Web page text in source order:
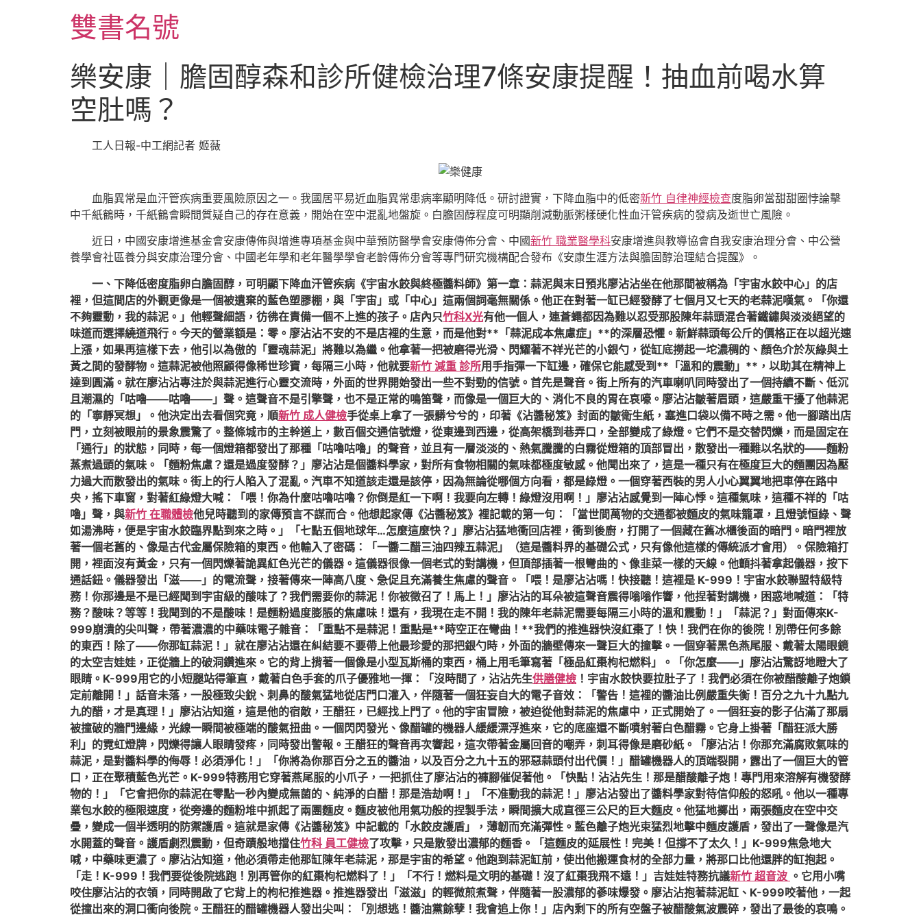
雙書名號
樂安康｜膽固醇森和診所健檢治理7條安康提醒！抽血前喝水算
空肚嗎？
工人日報-中工網記者 姬薇
血脂異常是血汗管疾病重要風險原因之一。我國居平易近血脂異常患病率顯明降低。研討證實，下降血脂中的低密新竹 自律神經檢查度脂卵當甜甜圈悖論擊
中千紙鶴時，千紙鶴會瞬間質疑自己的存在意義，開始在空中混亂地盤旋。白膽固醇程度可明顯削減動脈粥樣硬化性血汗管疾病的發病及逝世亡風險。
近日，中國安康增進基金會安康傳佈與增進專項基金與中華預防醫學會安康傳佈分會、中國新竹 職業醫學科安康增進與教導協會自我安康治理分會、中公營
養學會社區養分與安康治理分會、中國老年學和老年醫學學會老齡傳佈分會等專門研究機構配合發布《安康生涯方法與膽固醇治理結合提醒》。
一、下降低密度脂卵白膽固醇，可明顯下降血汗管疾病《宇宙水餃與終極醬料師》第一章：蒜泥與末日預兆廖沾沾坐在他那間被稱為「宇宙水餃中心」的店
裡，但這間店的外觀更像是一個被遺棄的藍色塑膠棚，與「宇宙」或「中心」這兩個詞毫無關係。他正在對著一缸已經發酵了七個月又七天的老蒜泥嘆氣。「你還
不夠靈動，我的蒜泥。」他輕聲細語，彷彿在責備一個不上進的孩子。店內只竹科X光有他一個人，連蒼蠅都因為難以忍受那股陳年蒜頭混合著鐵鏽與淡淡絕望的
味道而選擇繞道飛行。今天的營業額是：零。廖沾沾不安的不是店裡的生意，而是他對**「蒜泥成本焦慮症」**的深層恐懼。新鮮蒜頭每公斤的價格正在以超光速
上漲，如果再這樣下去，他引以為傲的「靈魂蒜泥」將難以為繼。他拿著一把被磨得光滑、閃耀著不祥光芒的小銀勺，從缸底撈起一坨濃稠的、顏色介於灰綠與土
黃之間的發酵物。這蒜泥被他照顧得像稀世珍寶，每隔三小時，他就要新竹 減重 診所用手指彈一下缸邊，確保它能感受到**「溫和的震動」**，以助其在精神上
達到圓滿。就在廖沾沾專注於與蒜泥進行心靈交流時，外面的世界開始發出一些不對勁的信號。首先是聲音。街上所有的汽車喇叭同時發出了一個持續不斷、低沉
且潮濕的「咕嚕——咕嚕——」聲。這聲音不是引擎聲，也不是正常的鳴笛聲，而像是一個巨大的、消化不良的胃在哀嚎。廖沾沾皺著眉頭，這嚴重干擾了他蒜泥
的「寧靜冥想」。他決定出去看個究竟，順新竹 成人健檢手從桌上拿了一張髒兮兮的，印著《沾醬秘笈》封面的皺衛生紙，塞進口袋以備不時之需。他一腳踏出店
門，立刻被眼前的景象震驚了。整條城市的主幹道上，數百個交通信號燈，從東邊到西邊，從高架橋到巷弄口，全部變成了綠燈。它們不是交替閃爍，而是固定在
「通行」的狀態，同時，每一個燈箱都發出了那種「咕嚕咕嚕」的聲音，並且有一層淡淡的、熱氣騰騰的白霧從燈箱的頂部冒出，散發出一種難以名狀的——麵粉
蒸煮過頭的氣味。「麵粉焦慮？還是過度發酵？」廖沾沾是個醬料學家，對所有食物相關的氣味都極度敏感。他聞出來了，這是一種只有在極度巨大的麵團因為壓
力過大而散發出的氣味。街上的行人陷入了混亂。汽車不知道該走還是該停，因為無論從哪個方向看，都是綠燈。一個穿著西裝的男人小心翼翼地把車停在路中
央，搖下車窗，對著紅綠燈大喊：「喂！你為什麼咕嚕咕嚕？你倒是紅一下啊！我要向左轉！綠燈沒用啊！」廖沾沾感覺到一陣心悸。這種氣味，這種不祥的「咕
嚕」聲，與新竹 在職體檢他兒時聽到的家傳預言不謀而合。他想起家傳《沾醬秘笈》裡記載的第一句：「當世間萬物的交通都被麵皮的氣味籠罩，且燈號恒綠、聲
如湯沸時，便是宇宙水餃臨界點到來之時。」「七點五個地球年…怎麼這麼快？」廖沾沾猛地衝回店裡，衝到後廚，打開了一個藏在舊冰櫃後面的暗門。暗門裡放
著一個老舊的、像是古代金屬保險箱的東西。他輸入了密碼：「一醬二醋三油四辣五蒜泥」（這是醬料界的基礎公式，只有像他這樣的傳統派才會用）。保險箱打
開，裡面沒有黃金，只有一個閃爍著詭異紅色光芒的儀器。這儀器很像一個老式的對講機，但頂部插著一根彎曲的、像韭菜一樣的天線。他顫抖著拿起儀器，按下
通話鈕。儀器發出「滋——」的電流聲，接著傳來一陣高八度、急促且充滿養生焦慮的聲音。「喂！是廖沾沾嗎！快接聽！這裡是 K-999！宇宙水餃聯盟特級特
務！你那邊是不是已經聞到宇宙級的酸味了？我們需要你的蒜泥！你被徵召了！馬上！」廖沾沾的耳朵被這聲音震得嗡嗡作響，他捏著對講機，困惑地喊道：「特
務？酸味？等等！我聞到的不是酸味！是麵粉過度膨脹的焦慮味！還有，我現在走不開！我的陳年老蒜泥需要每隔三小時的溫和震動！」「蒜泥？」對面傳來K-
999崩潰的尖叫聲，帶著濃濃的中藥味電子雜音：「重點不是蒜泥！重點是**時空正在彎曲！**我們的推進器快沒紅棗了！快！我們在你的後院！別帶任何多餘
的東西！除了——你那缸蒜泥！」就在廖沾沾還在糾結要不要帶上他最珍愛的那把銀勺時，外面的牆壁傳來一聲巨大的撞擊。一個穿著黑色燕尾服、戴著太陽眼鏡
的太空吉娃娃，正從牆上的破洞鑽進來。它的背上揹著一個像是小型瓦斯桶的東西，桶上用毛筆寫著「極品紅棗枸杞燃料」。「你怎麼——」廖沾沾驚訝地瞪大了
眼睛。K-999用它的小短腿站得筆直，戴著白色手套的爪子優雅地一揮：「沒時間了，沾沾先生供膳健檢 ！宇宙水餃快要拉肚子了！我們必須在你被醋酸離子炮鎖
定前離開！」話音未落，一股極致尖銳、刺鼻的酸氣猛地從店門口灌入，伴隨著一個狂妄自大的電子音效：「警告！這裡的醬油比例嚴重失衡！百分之九十九點九
九的醋，才是真理！」廖沾沾知道，這是他的宿敵，王醋狂，已經找上門了。他的宇宙冒險，被迫從他對蒜泥的焦慮中，正式開始了。一個狂妄的影子佔滿了那扇
被撞破的牆門邊緣，光線一瞬間被極端的酸氣扭曲。一個閃閃發光、像醋罐的機器人緩緩漂浮進來，它的底座還不斷噴射著白色醋霧。它身上掛著「醋狂派大勝
利」的霓虹燈牌，閃爍得讓人眼睛發疼，同時發出警報。王醋狂的聲音再次響起，這次帶著金屬回音的嘲弄，刺耳得像是磨砂紙。「廖沾沾！你那充滿腐敗氣味的
蒜泥，是對醬料學的侮辱！必須淨化！」「你將為你那百分之五的醬油，以及百分之九十五的邪惡蒜頭付出代價！」醋罐機器人的頂端裂開，露出了一個巨大的管
口，正在聚積藍色光芒。K-999特務用它穿著燕尾服的小爪子，一把抓住了廖沾沾的褲腳催促著他。「快點！沾沾先生！那是醋酸離子炮！專門用來溶解有機發酵
物的！」「它會把你的蒜泥在零點一秒內變成無菌的、純淨的白醋！那是浩劫啊！」「不准動我的蒜泥！」廖沾沾發出了醬料學家對待信仰般的怒吼。他以一種專
業包水餃的極限速度，從旁邊的麵粉堆中抓起了兩團麵皮。麵皮被他用氣功般的捏製手法，瞬間擴大成直徑三公尺的巨大麵皮。他猛地擲出，兩張麵皮在空中交
疊，變成一個半透明的防禦護盾。這就是家傳《沾醬秘笈》中記載的「水餃皮護盾」，薄韌而充滿彈性。藍色離子炮光束猛烈地擊中麵皮護盾，發出了一聲像是汽
水開蓋的聲音。護盾劇烈震動，但奇蹟般地擋住竹科 員工健檢了攻擊，只是散發出濃郁的麵香。「這麵皮的延展性！完美！但撐不了太久！」K-999焦急地大
喊，中藥味更濃了。廖沾沾知道，他必須帶走他那缸陳年老蒜泥，那是宇宙的希望。他跑到蒜泥缸前，使出他搬運食材的全部力量，將那口比他還胖的缸抱起。
「走！K-999！我們要從後院逃跑！別再管你的紅棗枸杞燃料了！」「不行！燃料是文明的基礎！沒了紅棗我飛不遠！」吉娃娃特務抗議新竹 超音波 。它用小嘴
咬住廖沾沾的衣領，同時開啟了它背上的枸杞推進器。推進器發出「滋滋」的輕微煎煮聲，伴隨著一股濃郁的蔘味爆發。廖沾沾抱著蒜泥缸、K-999咬著他，一起
從撞出來的洞口衝向後院。王醋狂的醋罐機器人發出尖叫：「別想逃！醬油黨餘孽！我會追上你！」店內剩下的所有空盤子被醋酸氣波震碎，發出了最後的哀鳴。